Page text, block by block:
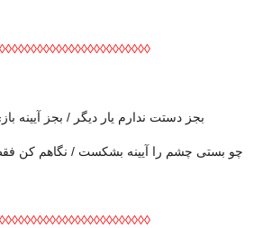
◊◊◊◊◊◊◊◊◊◊◊◊◊◊◊◊◊◊◊◊◊◊◊◊
بجز دستت ندارم یار دیگر / بجز آیینه
چو بستی چشم را آیینه بشکست / نگاهم کن
◊◊◊◊◊◊◊◊◊◊◊◊◊◊◊◊◊◊◊◊◊◊◊◊